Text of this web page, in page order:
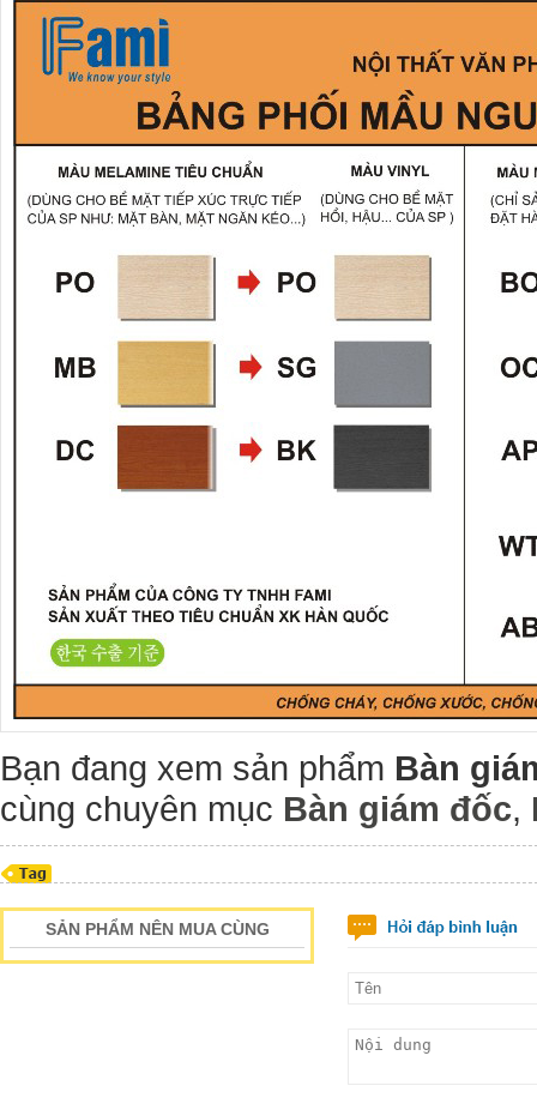
Bạn đang xem sản phẩm Bàn
cùng chuyên mục Bàn giám đốc,
SẢN PHẨM NÊN MUA CÙNG